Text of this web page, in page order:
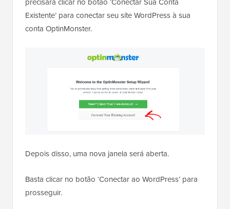
Existente’ para conectar seu site WordPress à sua
conta OptinMonster.
Depois disso, uma nova janela será aberta.
Basta clicar no botão ‘Conectar ao WordPress’ para
prosseguir.